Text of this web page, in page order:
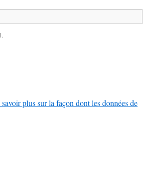
plus sur la façon dont les données de